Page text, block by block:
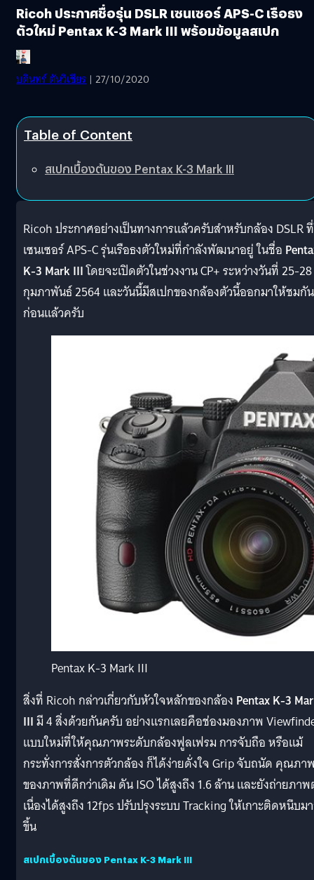
Ricoh ประกาศชื่อรุ่น DSLR เซนเซอร์ APS-C เรือธง
ตัวใหม่ Pentax K-3 Mark III พร้อมข้อมูลสเปก
บดินทร์ ตันวิเชียร | 27/10/2020
Table of Content
สเปกเบื้องต้นของ Pentax K-3 Mark III
Ricoh ประกาศอย่างเป็นทางการแล้วครับสำหรับกล้อง DSLR
เซนเซอร์ APS-C รุ่นเรือธงตัวใหม่ที่กำลังพัฒนาอยู่ ในชื่อ
K-3 Mark IIIโดยจะเปิดตัวในช่วงงาน CP+ ระหว่างวันที่ 25-28
กุมภาพันธ์ 2564 และวันนี้มีสเปกของกล้องตัวนี้ออกมาให้ชมกัน
ก่อนแล้วครับ
Pentax K-3 Mark III
สิ่งที่ Ricoh กล่าวเกี่ยวกับหัวใจหลักของกล้อง Pentax K-3
IIIมี 4 สิ่งด้วยกันครับ อย่างแรกเลยคือช่องมองภาพ
แบบใหม่ที่ให้คุณภาพระดับกล้องฟูลเฟรม การจับถือ หรือแม้
กระทั่งการสั่งการตัวกล้อง ก็ได้ง่ายดั่งใจ Grip จับถนัด คุณภา
ของภาพที่ดีกว่าเดิม ดัน ISO ได้สูงถึง 1.6 ล้าน และยังถ่ายภา
เนื่องได้สูงถึง 12fps ปรับปรุงระบบ Tracking ให้เกาะติดหนึบม
ขึ้น
สเปกเบื้องต้นของ Pentax K-3 Mark III